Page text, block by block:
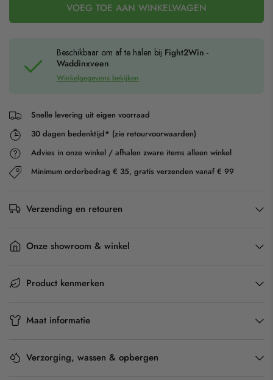
VOEG TOE AAN WINKELWAGEN
Beschikbaar om af te halen bij Fight2Win -
Waddinxveen
Winkelgegevens bekijken
Snelle levering uit eigen voorraad
30 dagen bedenktijd* (zie retourvoorwaarden)
Advies in onze winkel / afhalen zware items alleen winkel
Minimum orderbedrag € 35, gratis verzenden vanaf € 99
Verzending en retouren
Onze showroom & winkel
Product kenmerken
Maat informatie
Verzorging, wassen & opbergen